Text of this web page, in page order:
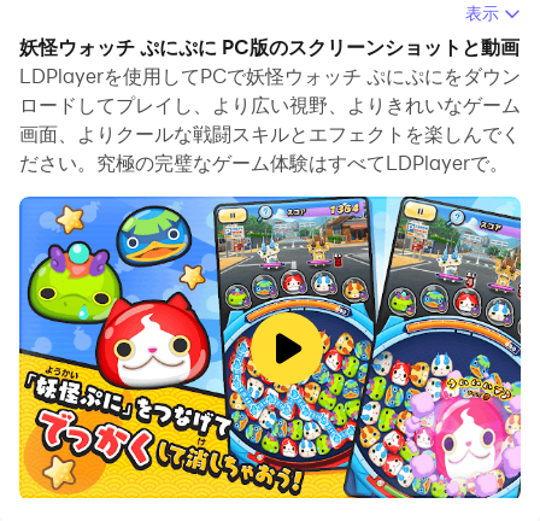
PCで妖怪ウォッチ ぷにぷにを実行すると、大画面で鮮明
な表示が可能であり、マウスとキーボードでアプリケーシ
ョンを操作することは、タッチスクリーンキーボードより
もはるかに速く、常にデバイスの電池残量の心配をする必
要はありません。
マルチインスタンスと同期機能を使用すると、PC上で複
数のアプリケーションやアカウントを実行できます。
また、ファイル共有機能を使用すると、画像、ビデオ、お
よびファイルを簡単に共有できます。
妖怪ウォッチ ぷにぷにをダウンロードしてPCで実行し
て、大画面と高解像度の画質をお楽しみください！
あの「妖怪ウォッチ」が
”ぷにっ”とパズルでスマホゲームに！
表示
妖怪ウォッチ ぷにぷに PC版のスクリーンショットと動画
LDPlayerを使用してPCで妖怪ウォッチ ぷにぷにをダウン
ロードしてプレイし、より広い視野、よりきれいなゲーム
画面、よりクールな戦闘スキルとエフェクトを楽しんでく
ださい。究極の完璧なゲーム体験はすべてLDPlayerで。